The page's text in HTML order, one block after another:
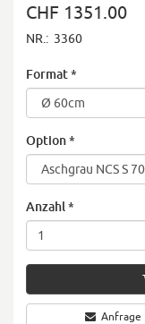
CHF 1351.00
NR.: 3360
Format*
Option*
Anzahl *
Anfrage